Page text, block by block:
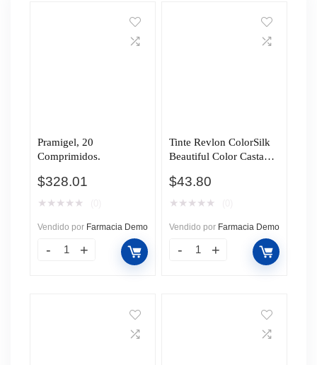
Pramigel, 20
Comprimidos.
$328.01
★ ★ ★ ★ ★
Vendido por Farmacia Demo
Tinte Revlon ColorSilk
Beautiful Color Castaño
pz.
$43.80
★ ★ ★ ★ ★
Vendido por Farmacia Demo